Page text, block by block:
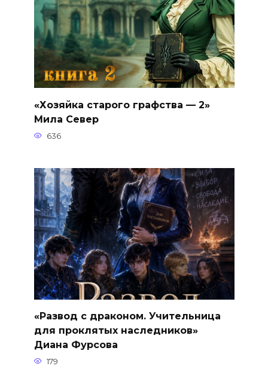
«Хозяйка старого графства — 2»
Мила Север
636
«Развод с драконом. Учительница
для проклятых наследников»
Диана Фурсова
179